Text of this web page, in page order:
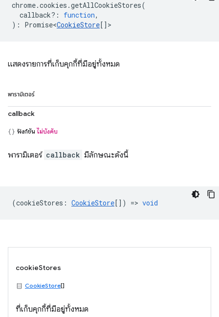
chrome.cookies .getAllCookieStores(
callback? : function,
) : Promise<CookieStore[] >
แสดงรายการที่เก็บคุกกี้ที่มีอยู่ทั้งหมด
พารามิเตอร์
callback
ฟังก์ชัน ไม่บังคับ
พารามิเตอร์ callback มีลักษณะดังนี้
(cookieStores : CookieStore[]) => void
cookieStores
CookieStore[]
ที่เก็บคุกกี้ที่มีอยู่ทั้งหมด